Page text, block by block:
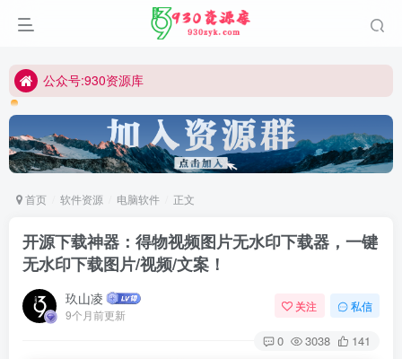
公众号:930资源库
首页 软件资源 电脑软件 正文
开源下载神器：得物视频图片无水印下载器，一键
无水印下载图片/视频/文案！
玖山凌
9个月前更新
关注 私信
0 3038 141